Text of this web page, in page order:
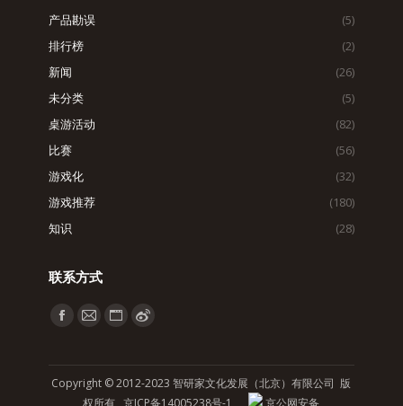
产品勘误
(5)
排行榜
(2)
新闻
(26)
未分类
(5)
桌游活动
(82)
比赛
(56)
游戏化
(32)
游戏推荐
(180)
知识
(28)
联系方式
找到我们：
Facebook
in
Mail
in
WebsiteWeibo
in
Copyright © 2012-2023 智研家文化发展（北京）有限公司 版
权所有京ICP备14005238号-1 京公网安备